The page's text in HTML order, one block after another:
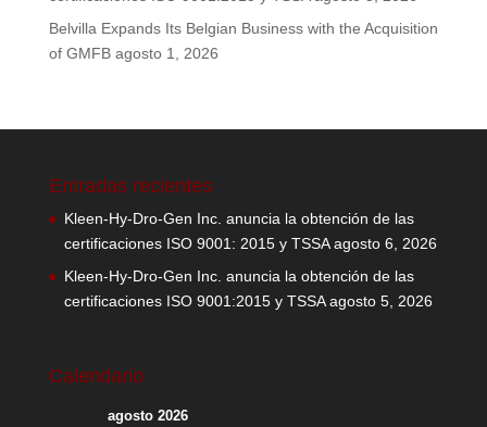
Belvilla Expands Its Belgian Business with the Acquisition
of GMFB agosto 1, 2026
Entradas recientes
Kleen-Hy-Dro-Gen Inc. anuncia la obtención de las
certificaciones ISO 9001: 2015 y TSSA agosto 6, 2026
Kleen-Hy-Dro-Gen Inc. anuncia la obtención de las
certificaciones ISO 9001:2015 y TSSA agosto 5, 2026
Calendario
agosto 2026